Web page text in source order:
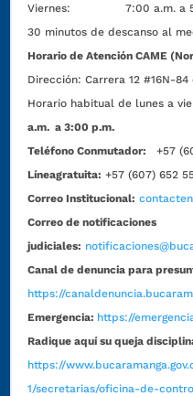
Viernes: 7:00 a.m. a 5:00
30 minutos de descanso al
Horario de Atención CAME
Dirección:Carrera 12 #16N-
Horario habitual de lunes a
a.m. a 3:00 p.m.
Teléfono Conmutador:
+57
Líneagratuita: +57 (607) 652
Correo Institucional:
Correo de notificaciones
judiciales:
Canal de denuncia para
https://
Emergencia: https://
Radique aquí su queja
https://
1/secretarias/oficina-de-